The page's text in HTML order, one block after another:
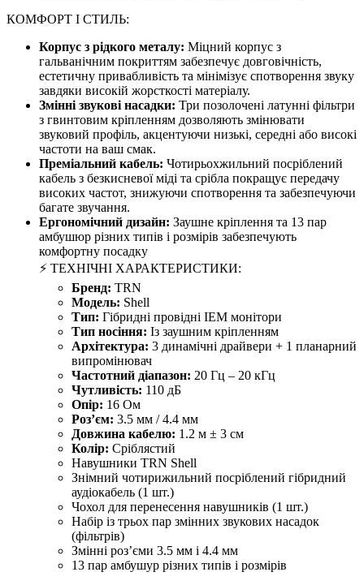
КОМФОРТ І СТИЛЬ:
Корпус з рідкого металу: Міцний корпус з
гальванічним покриттям забезпечує довговічність,
естетичну привабливість та мінімізує спотворення звуку
завдяки високій жорсткості матеріалу.
Змінні звукові насадки: Три позолочені латунні фільтри
з гвинтовим кріпленням дозволяють змінювати
звуковий профіль, акцентуючи низькі, середні або високі
частоти на ваш смак.
Преміальний кабель: Чотирьохжильний посріблений
кабель з безкисневої міді та срібла покращує передачу
високих частот, знижуючи спотворення та забезпечуючи
багате звучання.
Ергономічний дизайн: Заушне кріплення та 13 пар
амбушюр різних типів і розмірів забезпечують
комфортну посадку
⚡ ТЕХНІЧНІ ХАРАКТЕРИСТИКИ:
Бренд: TRN
Модель: Shell
Тип: Гібридні провідні IEM монітори
Тип носіння: Із заушним кріпленням
Архітектура: 3 динамічні драйвери + 1 планарний
випромінювач
Частотний діапазон: 20 Гц – 20 кГц
Чутливість: 110 дБ
Опір: 16 Ом
Роз’єм: 3.5 мм / 4.4 мм
Довжина кабелю: 1.2 м ± 3 см
Колір: Сріблястий
Навушники TRN Shell
Знімний чотирижильний посріблений гібридний
аудіокабель (1 шт.)
Чохол для перенесення навушників (1 шт.)
Набір із трьох пар змінних звукових насадок
(фільтрів)
Змінні роз’єми 3.5 мм і 4.4 мм
13 пар амбушур різних типів і розмірів